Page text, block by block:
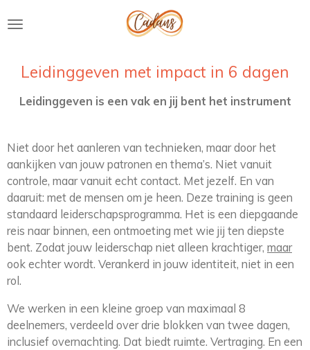
direct
hoofdinhoud
Leidinggeven met impact in 6 dagen
Leidinggeven is een vak en jij bent het instrument
Niet door het aanleren van technieken, maar door het
aankijken van jouw patronen en thema’s. Niet vanuit
controle, maar vanuit echt contact. Met jezelf. En van
daaruit: met de mensen om je heen. Deze training is geen
standaard leiderschapsprogramma. Het is een diepgaande
reis naar binnen, een ontmoeting met wie jij ten diepste
bent. Zodat jouw leiderschap niet alleen krachtiger, maar
ook echter wordt. Verankerd in jouw identiteit, niet in een
rol.
We werken in een kleine groep van maximaal 8
deelnemers, verdeeld over drie blokken van twee dagen,
inclusief overnachting. Dat biedt ruimte. Vertraging. En een